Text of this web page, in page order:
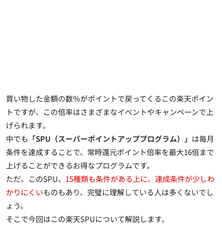
買い物した金額の数％がポイントで戻ってくるこの楽天ポイン
トですが、この倍率はさまざまなイベントやキャンペーンで上
げられます。
中でも 「SPU（スーパーポイントアッププログラム）」 は毎月
条件を達成することで、 常時還元ポイント倍率を最大16倍まで
上げることができるお得なプログラムです。
ただ、このSPU、 15種類も条件がある上に、達成条件が少しわ
かりにくいものもあり、完璧に理解している人は多くないでし
ょう。
そこで今回はこの楽天SPUについて解説します。